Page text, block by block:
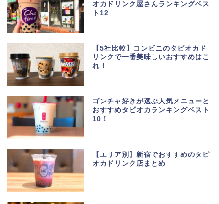
オカドリンク屋さんランキングベス
ト12
【5社比較】コンビニのタピオカド
リンクで一番美味しいおすすめはこ
れ！
ゴンチャ好きが選ぶ人気メニューと
おすすめタピオカランキングベスト
10！
【エリア別】新宿でおすすめのタピ
オカドリンク店まとめ